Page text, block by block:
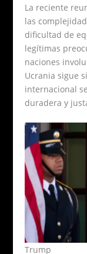
La reciente
las
dificultad de
legítimas
naciones
Ucrania sigue
internacional
duradera y
Trump